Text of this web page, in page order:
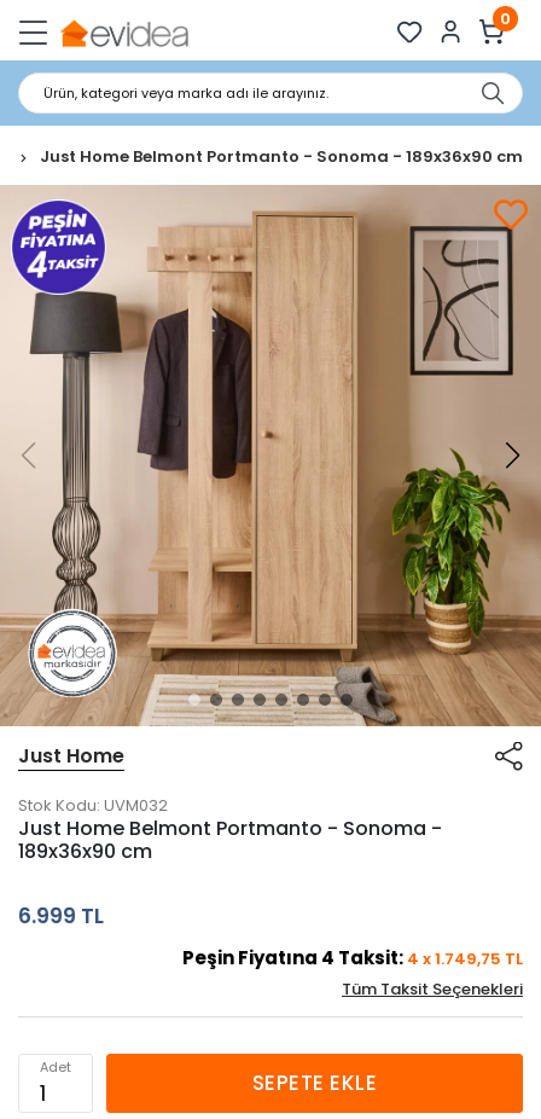
0
Ürün, kategori veya marka adı ile arayınız.
Just Home Belmont Portmanto - Sonoma - 189x36x90 cm
Just Home
Stok Kodu: UVM032
Just Home Belmont Portmanto - Sonoma -
189x36x90 cm
6.999 TL
Peşin Fiyatına 4 Taksit: 4 x1.749,75 TL
Tüm Taksit Seçenekleri
Adet
SEPETE EKLE